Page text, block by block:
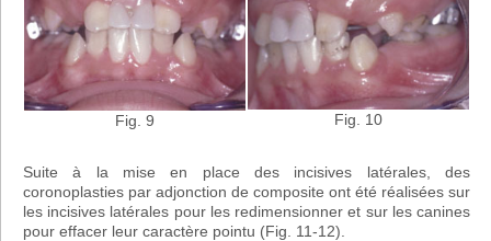
Fig. 9 Fig. 10
Suite à la mise en place des incisives latérales, des
coronoplasties par adjonction de composite ont été réalisées sur
les incisives latérales pour les redimensionner et sur les canines
pour effacer leur caractère pointu (Fig. 11-12).